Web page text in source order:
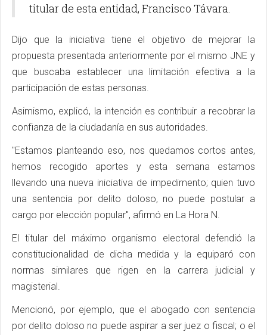
titular de esta entidad, Francisco Távara.
Dijo que la iniciativa tiene el objetivo de mejorar la
propuesta presentada anteriormente por el mismo JNE y
que buscaba establecer una limitación efectiva a la
participación de estas personas.
Asimismo, explicó, la intención es contribuir a recobrar la
confianza de la ciudadanía en sus autoridades.
"Estamos planteando eso, nos quedamos cortos antes,
hemos recogido aportes y esta semana estamos
llevando una nueva iniciativa de impedimento; quien tuvo
una sentencia por delito doloso, no puede postular a
cargo por elección popular", afirmó en La Hora N.
El titular del máximo organismo electoral defendió la
constitucionalidad de dicha medida y la equiparó con
normas similares que rigen en la carrera judicial y
magisterial.
Mencionó, por ejemplo, que el abogado con sentencia
por delito doloso no puede aspirar a ser juez o fiscal; o el